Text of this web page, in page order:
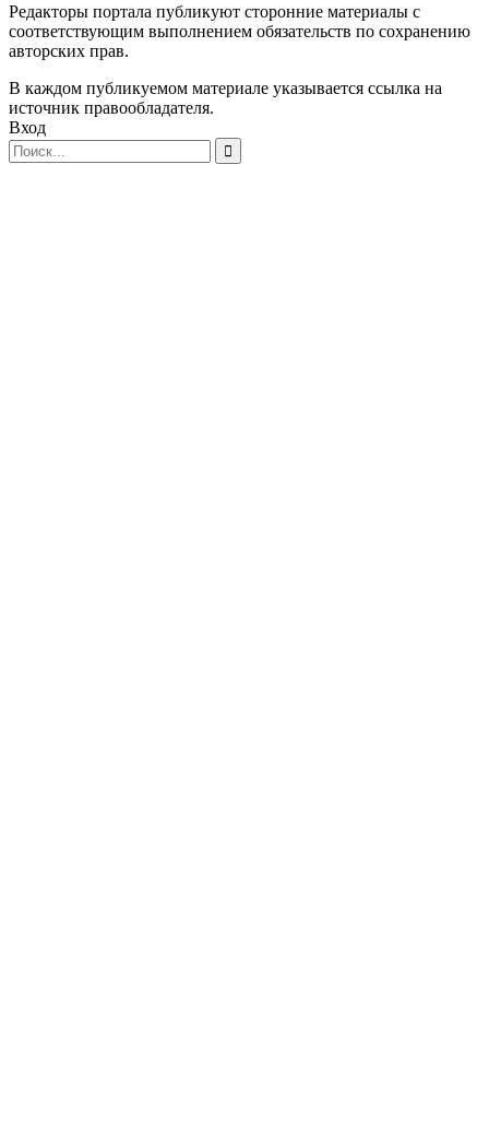
Редакторы портала публикуют сторонние материалы с
соответствующим выполнением обязательств по сохранению
авторских прав.
В каждом публикуемом материале указывается ссылка на
источник правообладателя.
Вход